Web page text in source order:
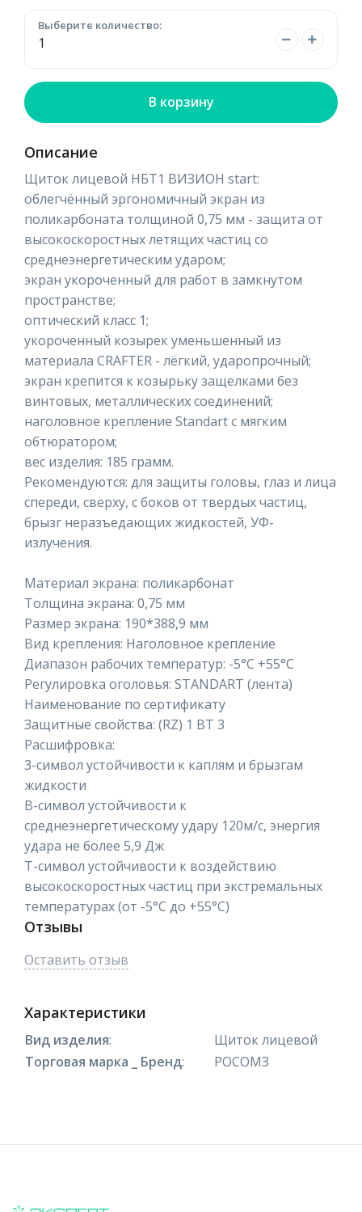
Выберите количество:
В корзину
Описание
Щиток лицевой НБТ1 ВИЗИОН start:
облегчённый эргономичный экран из
поликарбоната толщиной 0,75 мм - защита от
высокоскоростных летящих частиц со
среднеэнергетическим ударом;
экран укороченный для работ в замкнутом
пространстве;
оптический класс 1;
укороченный козырек уменьшенный из
материала CRAFTER - лёгкий, ударопрочный;
экран крепится к козырьку защелками без
винтовых, металлических соединений;
наголовное крепление Standart с мягким
обтюратором;
вес изделия: 185 грамм.
Рекомендуются: для защиты головы, глаз и лица
спереди, сверху, с боков от твердых частиц,
брызг неразъедающих жидкостей, УФ-
излучения.
Материал экрана: поликарбонат
Толщина экрана: 0,75 мм
Размер экрана: 190*388,9 мм
Вид крепления: Наголовное крепление
Диапазон рабочих температур: -5°C +55°C
Регулировка оголовья: STANDART (лента)
Наименование по сертификату
Защитные свойства: (RZ) 1 BT 3
Расшифровка:
3-символ устойчивости к каплям и брызгам
жидкости
В-символ устойчивости к
среднеэнергетическому удару 120м/с, энергия
удара не более 5,9 Дж
Т-символ устойчивости к воздействию
высокоскоростных частиц при экстремальных
температурах (от -5°С до +55°С)
Отзывы
Оставить отзыв
Характеристики
Вид изделия:
Щиток лицевой
Торговая марка _ Бренд: РОСОМЗ